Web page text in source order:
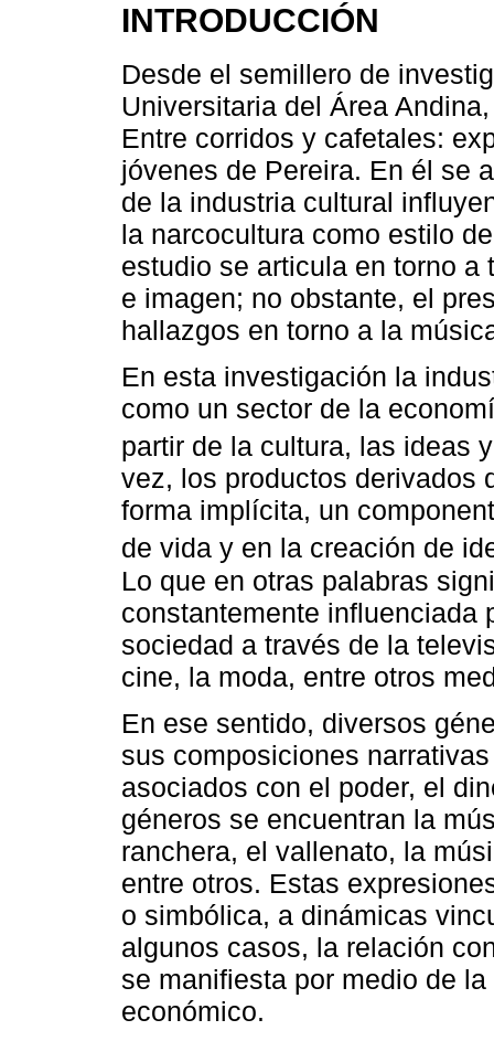
INTRODUCCIÓN
Desde el semillero de
Universitaria del Área
Entre corridos y cafetales:
jóvenes de Pereira. En él se
de la industria cultural
la narcocultura como estilo
estudio se articula en torno
e imagen; no obstante, el
hallazgos en torno a la
En esta investigación la
como un sector de la
partir de la cultura, las ideas
vez, los productos derivados
forma implícita, un
de vida y en la creación de
Lo que en otras palabras
constantemente influenciada
sociedad a través de la
cine, la moda, entre otros
En ese sentido, diversos
sus composiciones
asociados con el poder, el
géneros se encuentran la
ranchera, el vallenato, la
entre otros. Estas
o simbólica, a dinámicas
algunos casos, la relación
se manifiesta por medio de
económico.